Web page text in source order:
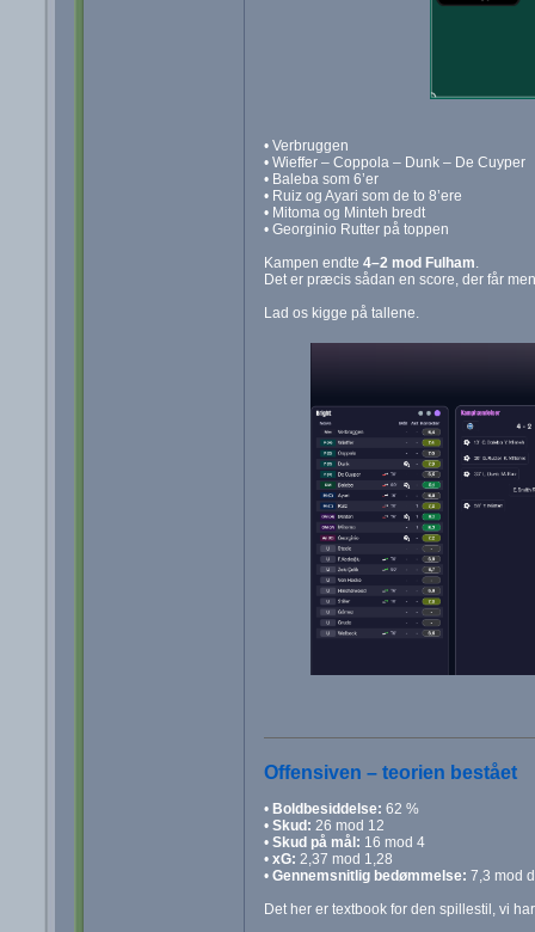
• Verbruggen
• Wieffer – Coppola – Dunk – De Cuyper
• Baleba som 6’er
• Ruiz og Ayari som de to 8’ere
• Mitoma og Minteh bredt
• Georginio Rutter på toppen
Kampen endte 4–2 mod Fulham.
Det er præcis sådan en score, der får
Lad os kigge på tallene.
Offensiven – teorien bestået
• Boldbesiddelse: 62 %
• Skud: 26 mod 12
• Skud på mål: 16 mod 4
• xG: 2,37 mod 1,28
• Gennemsnitlig bedømmelse: 7,3 mod
Det her er textbook for den spillestil, vi